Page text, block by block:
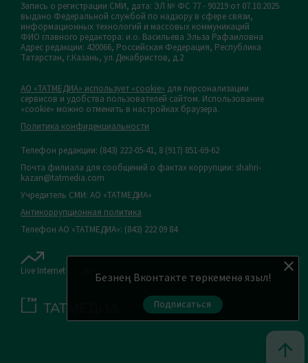
Безнең Вконтакте төркеменә языл!
Подписаться
Запись о регистрации СМИ, дата: ЭЛ № ФС 77 - 90219 от 07.10.2025
выдано Федеральной службой по надзору в сфере связи,
информационных технологий и массовых коммуникаций
ФИО главного редактора: и.о. Васильева Эльза Рафаиловна
Адрес редакции: 420066, Российская Федерация, Республика
Татарстан, г.Казань, ул.Декабристов, д.2
АО «ТАТМЕДИА» использует «cookie» для персонализации
сервисов и удобства пользователей сайтом. Использование
«cookie» можно отменить в настройках браузера.
Политика конфиденциальности
Телефон редакции: (843) 222-05-41, 8 (917) 851-69-62
Почта филиала для сообщений о фактах коррупции: shahri-
kazan@tatmedia.com
Учредитель СМИ: АО «ТАТМЕДИА»
Антикоррупционная политика
Телефон АО «ТАТМЕДИА»: (843) 222 09 84
Live Internet